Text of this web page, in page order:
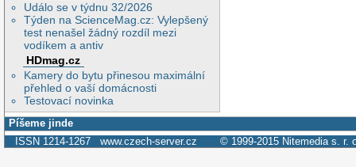
Událo se v týdnu 32/2026
Týden na ScienceMag.cz: Vylepšený
test nenašel žádný rozdíl mezi
vodíkem a antiv
HDmag.cz
Kamery do bytu přinesou maximální
přehled o vaší domácnosti
Testovací novinka
Píšeme jinde
ISSN 1214-1267 www.czech-server.cz © 1999-2015 Nitemedia s. r.